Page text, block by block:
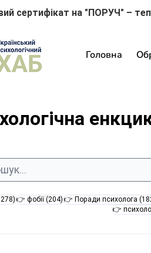
сертифікат на "ПОРУЧ" –
Головна
1 278 постів
👉 фобії (204)204 пости
👉 Поради психолога
👉